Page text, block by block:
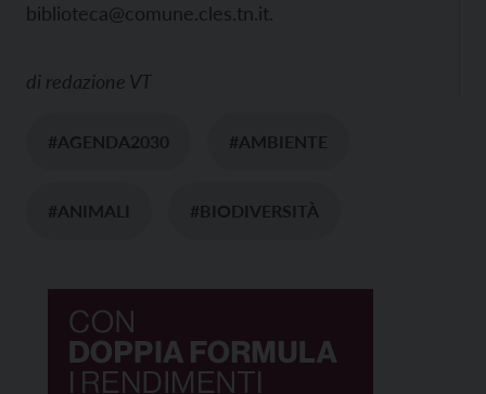
biblioteca@comune.cles.tn.it.
di redazione VT
#AGENDA2030 #AMBIENTE
#ANIMALI #BIODIVERSITÀ